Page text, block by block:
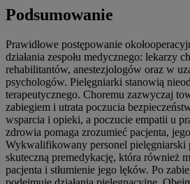
Podsumowanie
Prawidłowe postępowanie
działania zespołu medycznego: lekarzy
rehabilitantów, anestezjologów oraz w
psychologów. Pielęgniarki stanowią
terapeutycznego. Choremu zazwyczaj
zabiegiem i utrata poczucia
wsparcia i opieki, a poczucie empatii u
zdrowia pomaga zrozumieć pacjenta,
Wykwalifikowany personel pielęgniarski
skuteczną premedykację, która również
pacjenta i stłumienie jego lęków. Po